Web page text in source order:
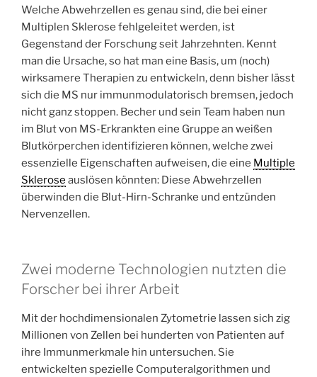
Welche Abwehrzellen es genau sind, die bei einer
Multiplen Sklerose fehlgeleitet werden, ist
Gegenstand der Forschung seit Jahrzehnten. Kennt
man die Ursache, so hat man eine Basis, um (noch)
wirksamere Therapien zu entwickeln, denn bisher lässt
sich die MS nur immunmodulatorisch bremsen, jedoch
nicht ganz stoppen. Becher und sein Team haben nun
im Blut von MS-Erkrankten eine Gruppe an weißen
Blutkörperchen identifizieren können, welche zwei
essenzielle Eigenschaften aufweisen, die eine Multiple
Sklerose auslösen könnten: Diese Abwehrzellen
überwinden die Blut-Hirn-Schranke und entzünden
Nervenzellen.
Zwei moderne Technologien nutzten die
Forscher bei ihrer Arbeit
Mit der hochdimensionalen Zytometrie lassen sich zig
Millionen von Zellen bei hunderten von Patienten auf
ihre Immunmerkmale hin untersuchen. Sie
entwickelten spezielle Computeralgorithmen und